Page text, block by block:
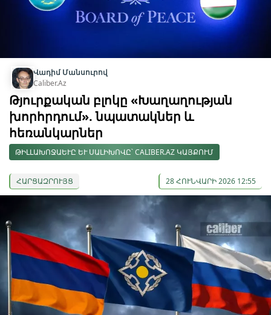
Վադիմ Մանսուրով
Caliber.Az
Թյուրքական բլոկը «Խաղաղության
խորհրդում». նպատակներ և
հեռանկարներ
ԹԻԼԼԱԽՈՋԱԵՒԸ ԵՒ ՍԱԼԻԽՈՎԸ՝ CALIBER.AZ ԿԱՅՔՈՒՄ
ՀԱՐՑԱԶՐՈՒՅՑ 28 ՀՈՒՆՎԱՐԻ 2026 12:55